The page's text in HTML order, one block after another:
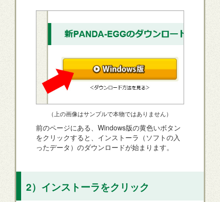
（上の画像はサンプルで本物ではありません）
前のページにある、Windows版の黄色いボタン
をクリックすると、インストーラ（ソフトの入
ったデータ）のダウンロードが始まります。
2）インストーラをクリック